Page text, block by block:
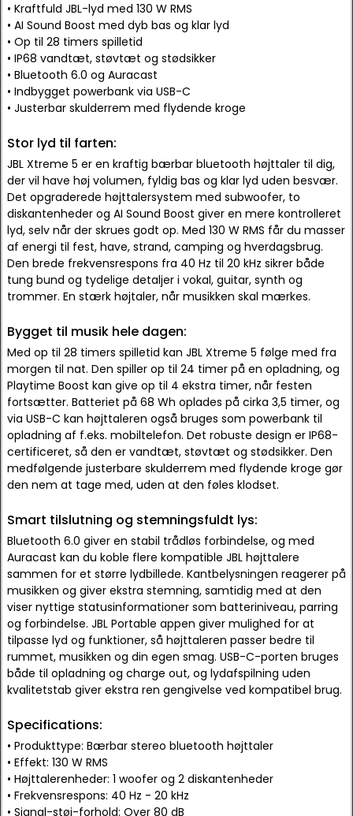
• Kraftfuld JBL-lyd med 130 W RMS
• AI Sound Boost med dyb bas og klar lyd
• Op til 28 timers spilletid
• IP68 vandtæt, støvtæt og stødsikker
• Bluetooth 6.0 og Auracast
• Indbygget powerbank via USB-C
• Justerbar skulderrem med flydende kroge
Stor lyd til farten:
JBL Xtreme 5 er en kraftig bærbar bluetooth højttaler til dig,
der vil have høj volumen, fyldig bas og klar lyd uden besvær.
Det opgraderede højttalersystem med subwoofer, to
diskantenheder og AI Sound Boost giver en mere kontrolleret
lyd, selv når der skrues godt op. Med 130 W RMS får du masser
af energi til fest, have, strand, camping og hverdagsbrug.
Den brede frekvensrespons fra 40 Hz til 20 kHz sikrer både
tung bund og tydelige detaljer i vokal, guitar, synth og
trommer. En stærk højtaler, når musikken skal mærkes.
Bygget til musik hele dagen:
Med op til 28 timers spilletid kan JBL Xtreme 5 følge med fra
morgen til nat. Den spiller op til 24 timer på en opladning, og
Playtime Boost kan give op til 4 ekstra timer, når festen
fortsætter. Batteriet på 68 Wh oplades på cirka 3,5 timer, og
via USB-C kan højttaleren også bruges som powerbank til
opladning af f.eks. mobiltelefon. Det robuste design er IP68-
certificeret, så den er vandtæt, støvtæt og stødsikker. Den
medfølgende justerbare skulderrem med flydende kroge gør
den nem at tage med, uden at den føles klodset.
Smart tilslutning og stemningsfuldt lys:
Bluetooth 6.0 giver en stabil trådløs forbindelse, og med
Auracast kan du koble flere kompatible JBL højttalere
sammen for et større lydbillede. Kantbelysningen reagerer på
musikken og giver ekstra stemning, samtidig med at den
viser nyttige statusinformationer som batteriniveau, parring
og forbindelse. JBL Portable appen giver mulighed for at
tilpasse lyd og funktioner, så højttaleren passer bedre til
rummet, musikken og din egen smag. USB-C-porten bruges
både til opladning og charge out, og lydafspilning uden
kvalitetstab giver ekstra ren gengivelse ved kompatibel brug.
Specifications:
• Produkttype: Bærbar stereo bluetooth højttaler
• Effekt: 130 W RMS
• Højttalerenheder: 1 woofer og 2 diskantenheder
• Frekvensrespons: 40 Hz - 20 kHz
• Signal-støj-forhold: Over 80 dB